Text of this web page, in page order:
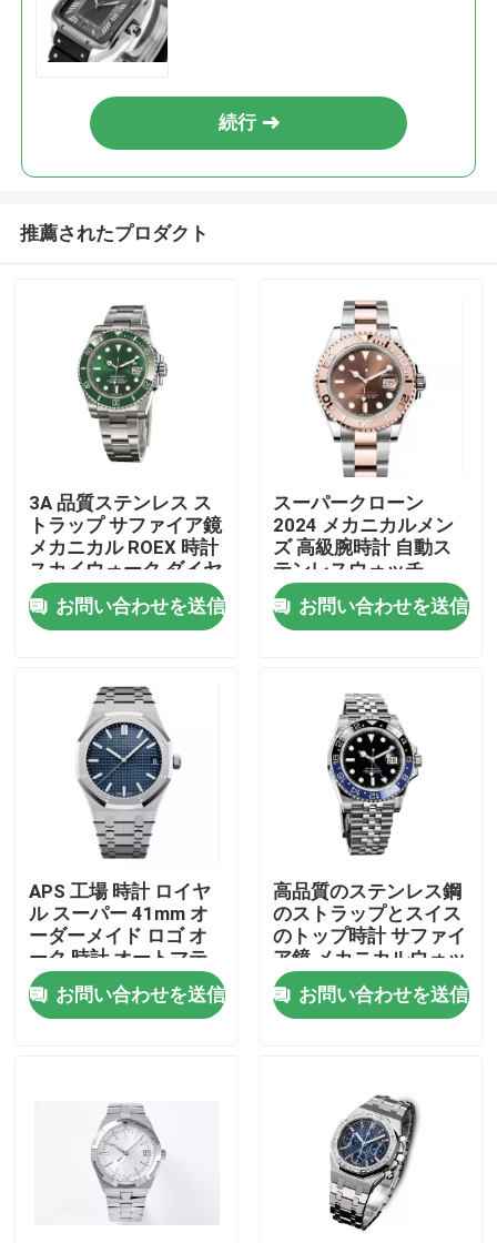
家へ
ビデオ
わたしたち に つい て
工場 ツアー
品質管理
連絡 ください
機械式腕時計
男性用 クォーツ腕時計
続行
推薦されたプロダクト
3A 品質ステンレス ス
トラップ サファイア鏡
メカニカル ROEX 時計
スカイウォーク ダイヤ
ル フォースニング 時
計 防水
お問い合わせを送信
スーパークローン
2024 メカニカルメン
ズ 高級腕時計 自動ス
テンレスウォッチ
お問い合わせを送信
APS 工場 時計 ロイヤ
ル スーパー 41mm オ
ーダーメイド ロゴ オ
ーク 時計 オートマテ
ィック 男性 時計
お問い合わせを送信
高品質のステンレス鋼
のストラップとスイス
のトップ時計 サファイ
ア鏡 メカニカルウォッ
チ スカイウォークダイ
ヤル 防水ウォッチ
お問い合わせを送信